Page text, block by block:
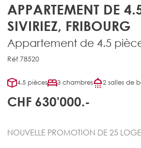
APPARTEMENT DE
SIVIRIEZ, FRIBOURG
Appartement de 4.5
Réf 78520
4.5 pièces 3 chambres 2 salles de
CHF 630'000.-
NOUVELLE PROMOTION DE 25